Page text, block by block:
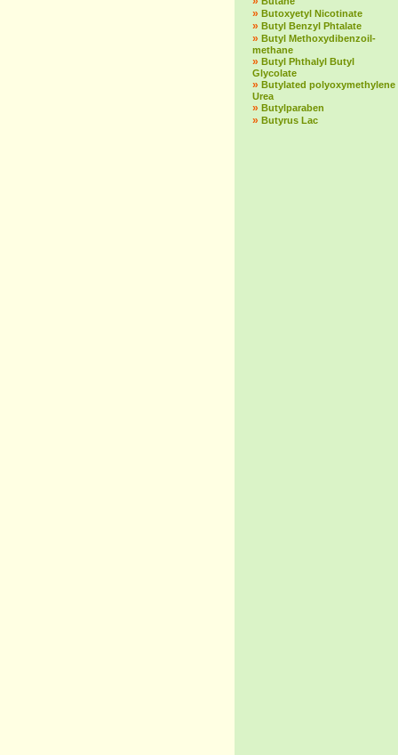
» Butoxyetyl Nicotinate
» Butyl Benzyl Phtalate
» Butyl Methoxydibenzoil-
methane
» Butyl Phthalyl Butyl
Glycolate
» Butylated polyoxymethylene
Urea
» Butylparaben
» Butyrus Lac